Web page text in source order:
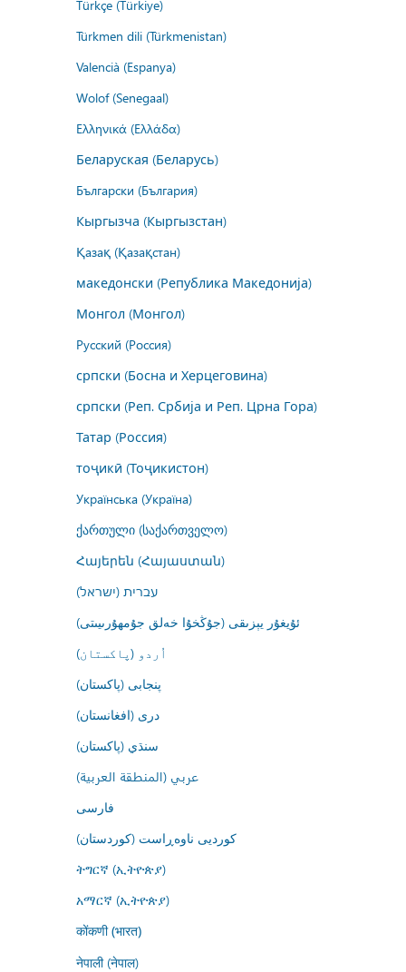
Türkçe (Türkiye)
Türkmen dili (Türkmenistan)
Valencià (Espanya)
Wolof (Senegaal)
Ελληνικά (Ελλάδα)
Беларуская (Беларусь)
Български (България)
Кыргызча (Кыргызстан)
Қазақ (Қазақстан)
македонски (Република Македонија)
Монгол (Монгол)
Русский (Россия)
српски (Босна и Херцеговина)
српски (Реп. Србија и Реп. Црна Гора)
Татар (Россия)
тоҷикӣ (Тоҷикистон)
Українська (Україна)
ქართული (საქართველო)
Հայերեն (Հայաստան)
עברית (ישראל)
ئۇيغۇر يېزىقى (جۇڭخۇا خەلق جۇمھۇرىيىتى)
اُردو (پاکستان)
پنجابی (پاکستان)
درى (افغانستان)
سنڌي (پاکستان)
عربي (المنطقة العربية)
فارسى
کوردیی ناوەڕاست (کوردستان)
ትግርኛ (ኢትዮጵያ)
አማርኛ (ኢትዮጵያ)
कोंकणी (भारत)
नेपाली (नेपाल)